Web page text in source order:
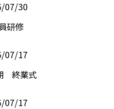
07/30
研修
07/17
終業式
07/17